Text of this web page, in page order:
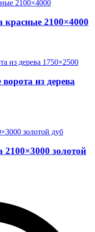
красные 2100×4000
из дерева
2100×3000 золотой